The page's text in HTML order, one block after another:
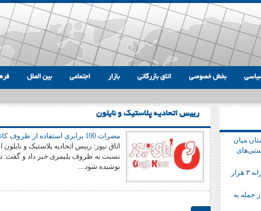
بخش خصوصی اتاق بازرگانی بازار اجتماعی بین الملل
میان
آمادگی مرز سومار برای پذیرش روزانه ۳ هزار
حمله به
رییس اتحادیه پلاستیک و نایلون
مضرات 100 برابری استفاده از ظروف کاغذی نسبت به پلیمری
نسبت به ظروف پلیمری خبر داد و گفت:
نوشیده شود....